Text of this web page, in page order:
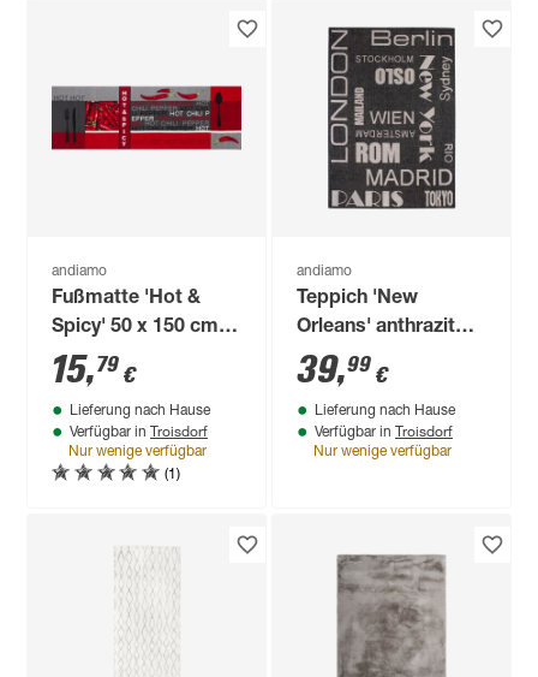
andiamo
Fußmatte 'Hot &
Spicy' 50 x 150 cm
rot
15,79 €
Lieferung nach Hause
Verfügbar in Troisdorf
Nur wenige verfügbar
(1)
andiamo
Teppich 'New
Orleans' anthrazit
120 x 170 cm
39,99 €
Lieferung nach Hause
Verfügbar in Troisdorf
Nur wenige verfügbar